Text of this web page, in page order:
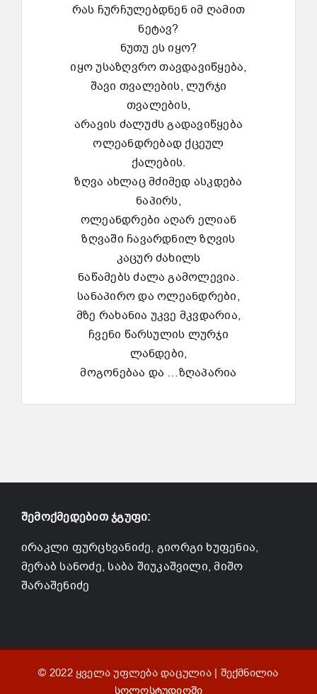
რას ჩურჩულებდნენ იმ ღამით
ნეტავ?
ნუთუ ეს იყო?
იყო უსაზღვრო თავდავიწყება,
შავი თვალების, ლურჯი
თვალების,
არავის ძალუძს გადავიწყება
ოლეანდრებად ქცეულ
ქალების.
ზღვა ახლაც მძიმედ ასკდება
ნაპირს,
ოლეანდრები აღარ ელიან
ზღვაში ჩავარდნილ ზღვის
კაცურ ძახილს
ნაწამებს ძალა გამოლევია.
სანაპირო და ოლეანდრები,
მზე რახანია უკვე მკვდარია,
ჩვენი წარსულის ლურჯი
ლანდები,
მოგონებაა და …ზღაპარია
შემოქმედებით ჯგუფი:
ირაკლი ფურცხვანიძე, გიორგი ხუფენია,
მერაბ სანოძე, საბა შიუკაშვილი, მიშო
შარაშენიძე
© 2022 ყველა უფლება დაცულია | შექმნილია
სოლოსტუდიოში